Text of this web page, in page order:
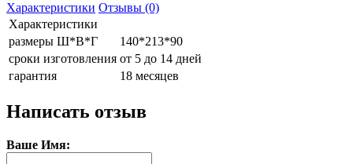
Характеристики Отзывы (0)
Характеристики
размеры Ш*В*Г
140*213*90
сроки изготовления от 5 до 14 дней
гарантия
18 месяцев
Написать отзыв
Ваше Имя: